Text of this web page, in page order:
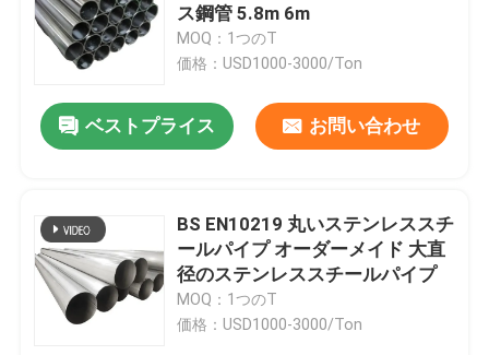
ス鋼管 5.8m 6m
MOQ：1つのT
価格：USD1000-3000/Ton
ベストプライス お問い合わせ
BS EN10219 丸いステンレススチ
ールパイプ オーダーメイド 大直
径のステンレススチールパイプ
MOQ：1つのT
価格：USD1000-3000/Ton